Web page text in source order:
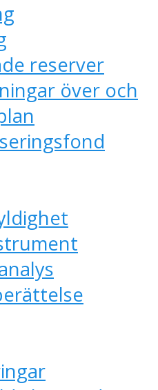
reserver
över och